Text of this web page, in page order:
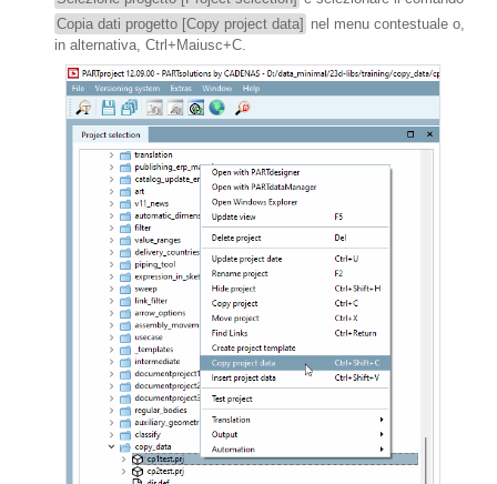
Copia dati progetto [Copy project data] nel menu contestuale o,
in alternativa, Ctrl+Maiusc+C.